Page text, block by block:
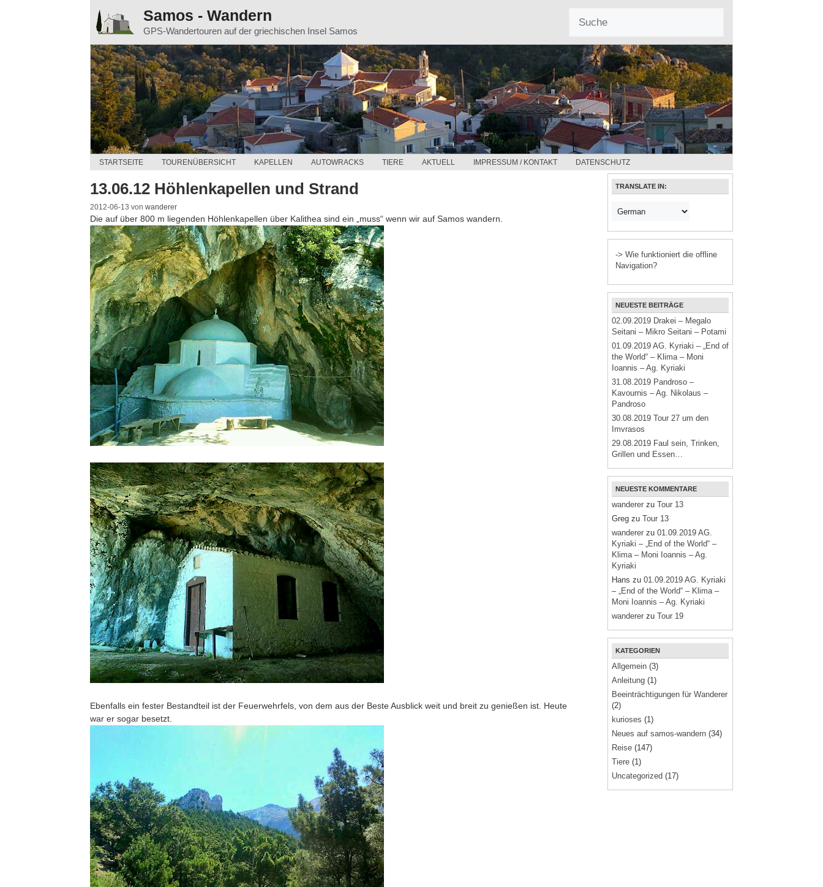
Samos - Wandern
GPS-Wandertouren auf der griechischen Insel Samos
STARTSEITE TOURENÜBERSICHT KAPELLEN AUTOWRACKS TIERE AKTUELL IMPRESSUM / KONTAKT DATENSCHUTZ
13.06.12 Höhlenkapellen und Strand
2012-06-13 von wanderer
Die auf über 800 m liegenden Höhlenkapellen über Kalithea sind ein „muss“ wenn wir auf Samos wandern.
Ebenfalls ein fester Bestandteil ist der Feuerwehrfels, von dem aus der Beste Ausblick weit und breit zu genießen ist. Heute
war er sogar besetzt.
TRANSLATE IN:
-> Wie funktioniert die offline
Navigation?
NEUESTE BEITRÄGE
02.09.2019 Drakei – Megalo
Seitani – Mikro Seitani – Potami
01.09.2019 AG. Kyriaki – „End of
the World“ – Klima – Moni
Ioannis – Ag. Kyriaki
31.08.2019 Pandroso –
Kavournis – Ag. Nikolaus –
Pandroso
30.08.2019 Tour 27 um den
Imvrasos
29.08.2019 Faul sein, Trinken,
Grillen und Essen…
NEUESTE KOMMENTARE
wanderer zu Tour 13
Greg zu Tour 13
wanderer zu 01.09.2019 AG.
Kyriaki – „End of the World“ –
Klima – Moni Ioannis – Ag.
Kyriaki
Hans zu 01.09.2019 AG. Kyriaki
– „End of the World“ – Klima –
Moni Ioannis – Ag. Kyriaki
wanderer zu Tour 19
KATEGORIEN
Allgemein (3)
Anleitung (1)
Beeinträchtigungen für Wanderer
(2)
kurioses (1)
Neues auf samos-wandern (34)
Reise (147)
Tiere (1)
Uncategorized (17)